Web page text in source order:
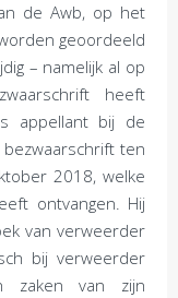
de Awb, op het
geoordeeld
– namelijk al op
heeft
appellant bij de
ten
2018, welke
ontvangen. Hij
van verweerder
bij verweerder
zaken van zijn